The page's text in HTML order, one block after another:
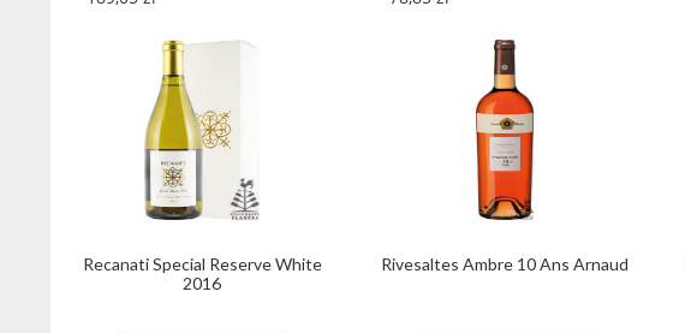
Recanati Special Reserve White
2016
Rivesaltes Ambre 10 Ans Arnaud